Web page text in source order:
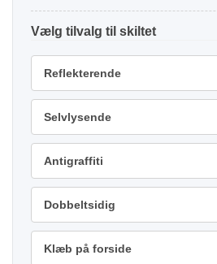
tilvalg
Reflekterende
Selvlysende
Antigraffiti
Dobbeltsidig
Klæb på forside